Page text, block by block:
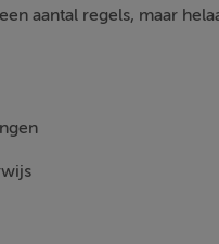
aantal regels, maar